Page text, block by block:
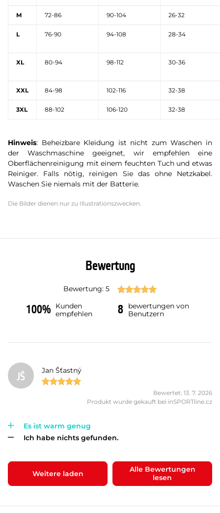
M 72-86 90-104 26-32
L 76-90 94-108 28-34
XL 80-94 98-112 30-36
XXL 84-98 102-116 32-38
3XL 88-102 106-120 32-38
Hinweis: Beheizbare Kleidung ist nicht zum Waschen in
der Waschmaschine geeignet, wir empfehlen eine
Oberflächenreinigung mit einem feuchten Tuch und etwas
Reiniger. Falls nötig, reinigen Sie das ohne Netzkabel.
Waschen Sie niemals mit der Batterie.
Die Bilder dienen nur zu Illustrationszwecken.
Bewertung
Bewertung: 5
100%
Kunden
empfehlen
8
bewertungen von
Benutzern
JŠ Jan Šťastný
Bewertet: 13. 7. 2026
Produkt wurde gekauft bei inSPORTline.cz
Es ist warm genug
Ich habe nichts gefunden.
Weitere laden
Alle Bewertungen
lesen